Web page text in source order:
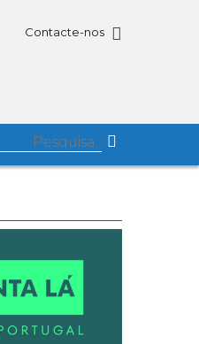
Contacte-nos